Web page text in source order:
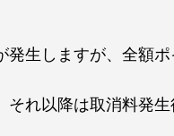
生しますが、全額ポ
れ以降は取消料発生